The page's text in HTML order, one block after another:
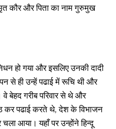
कौर और पिता का नाम गुरुमुख
हो गया और इसलिए उनकी दादी
से ही उन्हें पढाई में रूचि थी और
बेहद गरीब परिवार से थे और
कर पढाई करते थे, देश के विभाजन
आया। यहाँ पर उन्होंने हिन्दू